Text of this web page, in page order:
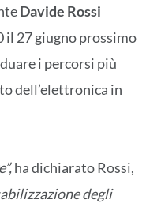
Davide Rossi
il 27 giugno prossimo
i percorsi più
dell’elettronica in
ha dichiarato Rossi,
degli